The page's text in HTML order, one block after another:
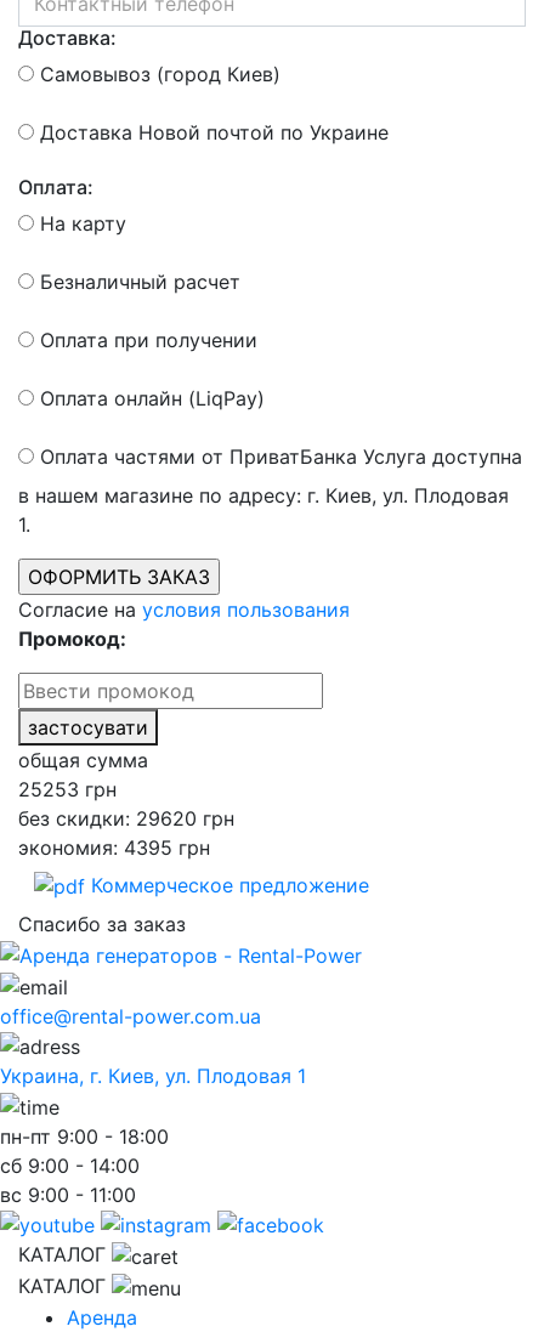
Доставка:
Самовывоз (город Киев)
Доставка Новой почтой по Украине
Оплата:
На карту
Безналичный расчет
Оплата при получении
Оплата онлайн (LiqPay)
Оплата частями от ПриватБанка Услуга доступна
в нашем магазине по адресу: г. Киев, ул. Плодовая
1.
Согласие на условия пользования
Промокод:
застосувати
общая сумма
25253 грн
без скидки: 29620 грн
экономия: 4395 грн
Коммерческое предложение
Спасибо за заказ
office@rental-power.com.ua
Украина, г. Киев, ул. Плодовая 1
пн-пт 9:00 - 18:00
сб 9:00 - 14:00
вс 9:00 - 11:00
КАТАЛОГ
КАТАЛОГ
Аренда